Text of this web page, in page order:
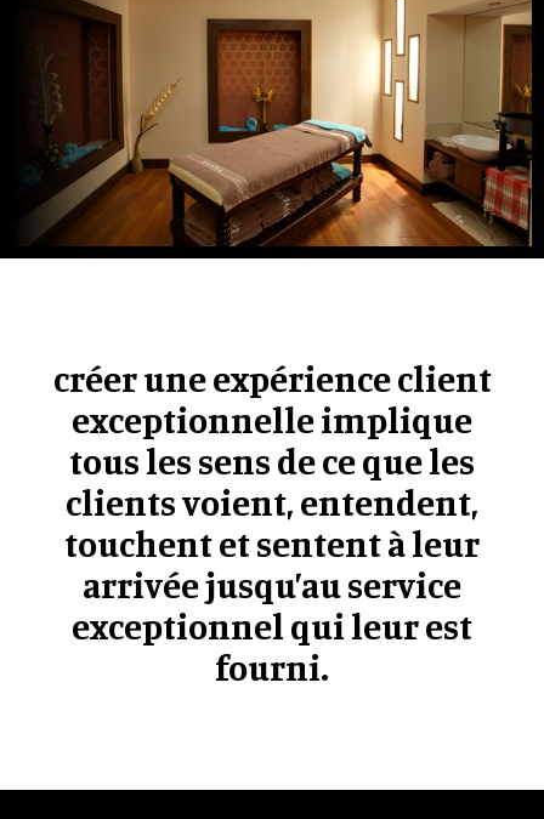
créer une expérience client
exceptionnelle implique
tous les sens de ce que les
clients voient, entendent,
touchent et sentent à leur
arrivée jusqu’au service
exceptionnel qui leur est
fourni.